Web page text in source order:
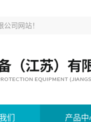
公司网站！
们 产品中